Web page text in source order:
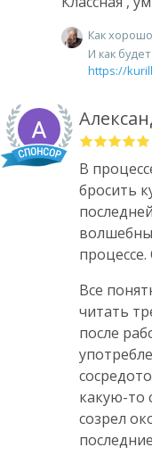
Как
И как
https://
В
бросить
Все
читать
после
какую-то
созрел